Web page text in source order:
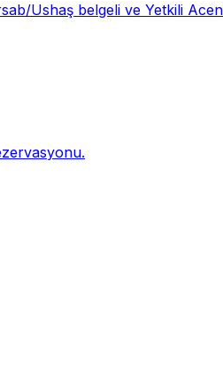
Ushaş belgeli ve Yetkili